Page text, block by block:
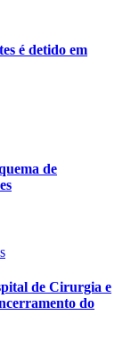
é detido em
de
de Cirurgia e
do